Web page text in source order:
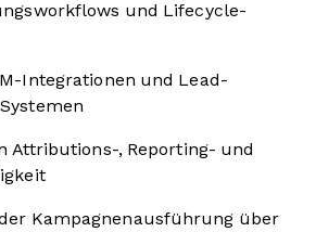
und Lifecycle-
Integrationen und Lead-
Attributions-, Reporting- und
Kampagnenausführung über